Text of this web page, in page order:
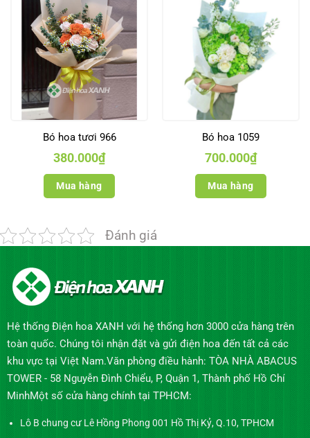
Bó hoa tươi 966
380.000₫
Mua hàng
Bó hoa 1059
700.000₫
Mua hàng
Đánh giá
Hệ thống Điện hoa XANH với hệ thống hơn 3000 cửa hàng trên
toàn quốc. Chúng tôi nhận đặt và gửi điện hoa đến tất cả các
khu vực tại Việt Nam.Văn phòng điều hành: TÒA NHÀ ABACUS
TOWER - 58 Nguyễn Đình Chiểu, P, Quận 1, Thành phố Hồ Chí
MinhMột số cửa hàng chính tại TPHCM:
Lô B chung cư Lê Hồng Phong 001 Hồ Thị Kỷ, Q.10, TPHCM